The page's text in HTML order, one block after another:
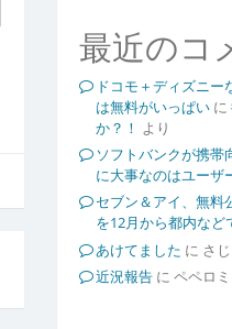
最近のコ
ドコモ＋ディズニ
は無料がいっぱいに
か？！ より
ソフトバンクが携帯
に大事なのはユーザ
セブン＆アイ、無料
を12月から都内など
あけてました に さ
近況報告に ペペロ